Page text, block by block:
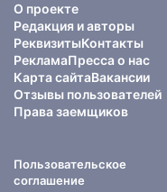
О проекте
Редакция и авторы
РеквизитыКонтакты
РекламаПресса о нас
Карта сайтаВакансии
Отзывы пользователей
Права заемщиков
Пользовательское
соглашение